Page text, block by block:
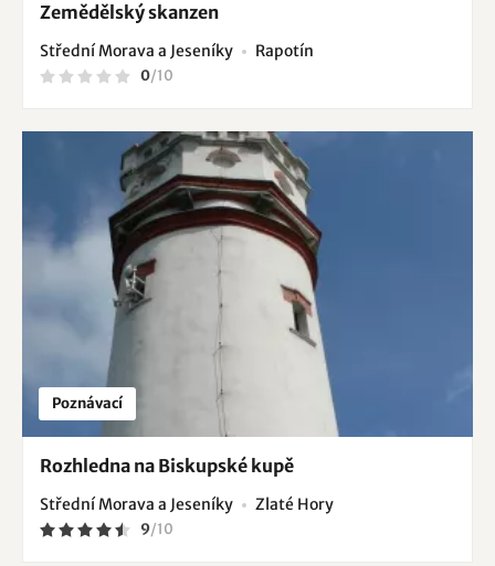
Zemědělský skanzen
Střední Morava a Jeseníky Rapotín
0/10
Poznávací
Rozhledna na Biskupské kupě
Střední Morava a Jeseníky Zlaté Hory
9/10